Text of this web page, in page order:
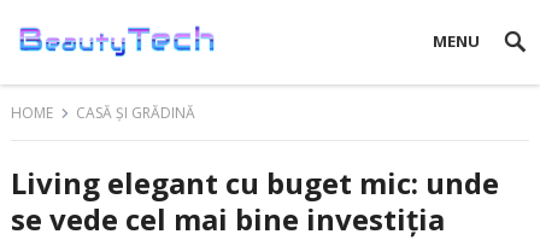
MENU
HOME CASĂ ȘI GRĂDINĂ
Living elegant cu buget mic: unde
se vede cel mai bine investiția